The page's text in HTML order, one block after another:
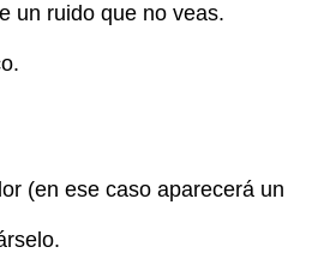
un ruido que no veas.
(en ese caso aparecerá un